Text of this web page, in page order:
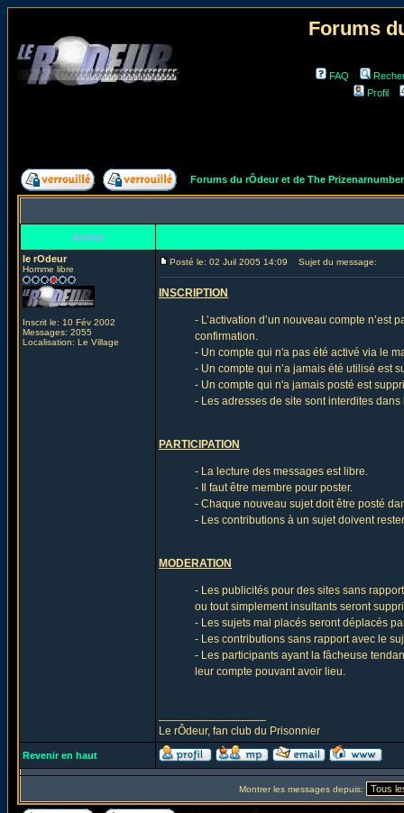
Forums
FAQ
Profil
Forums du rÔdeur et de The
Auteur
le rOdeur
Homme libre
Inscrit le: 10 Fév 2002
Messages: 2055
Localisation: Le Village
Posté le: 02 Juil 2005 14:09 Sujet du message:
INSCRIPTION
- L’activation d’un nouveau compte
confirmation.
- Un compte qui n'a pas été activé via le
- Un compte qui n’a jamais été utilisé est
- Un compte qui n'a jamais posté est
- Les adresses de site sont interdites dans
PARTICIPATION
- La lecture des messages est libre.
- Il faut être membre pour poster.
- Chaque nouveau sujet doit être posté
- Les contributions à un sujet doivent
MODERATION
- Les publicités pour des sites sans
ou tout simplement insultants seront
- Les sujets mal placés seront déplacés
- Les contributions sans rapport avec le
- Les participants ayant la fâcheuse
leur compte pouvant avoir lieu.
Le rÔdeur, fan club du Prisonnier
Revenir en haut
Montrer les messages depuis: